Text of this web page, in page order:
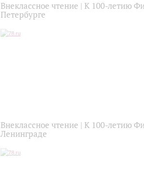
Внеклассное чтение | К 100-летию
Петербурге
Внеклассное чтение | К 100-летию
Ленинграде